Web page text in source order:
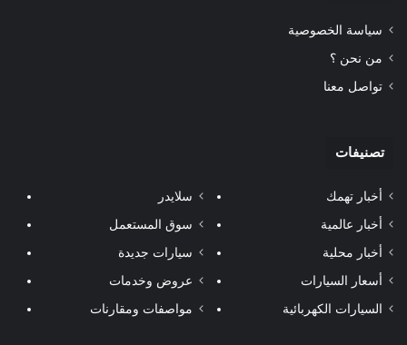
سياسة الخصوصية
من نحن ؟
تواصل معنا
تصنيفات
أخبار تهمك
أخبار عالمية
أخبار محلية
أسعار السيارات
السيارات الكهربائية
سلايدر
سوق المستعمل
سيارات جديدة
عروض وخدمات
مواصفات ومقارنات